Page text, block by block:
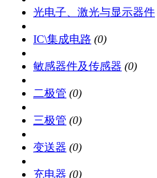
光电子、激光与显示器件
IC\集成电路 (0)
敏感器件及传感器 (0)
二极管 (0)
三极管 (0)
变送器 (0)
充电器 (0)